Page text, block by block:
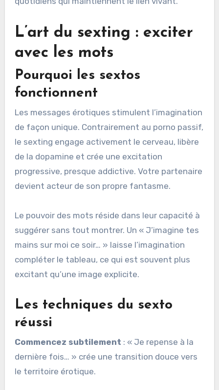
L’art du sexting : exciter
avec les mots
Pourquoi les sextos
fonctionnent
Les messages érotiques stimulent l’imagination
de façon unique. Contrairement au porno passif,
le sexting engage activement le cerveau, libère
de la dopamine et crée une excitation
progressive, presque addictive. Votre partenaire
devient acteur de son propre fantasme.
Le pouvoir des mots réside dans leur capacité à
suggérer sans tout montrer. Un « J’imagine tes
mains sur moi ce soir… » laisse l’imagination
compléter le tableau, ce qui est souvent plus
excitant qu’une image explicite.
Les techniques du sexto
réussi
Commencez subtilement : « Je repense à la
dernière fois… » crée une transition douce vers
le territoire érotique.